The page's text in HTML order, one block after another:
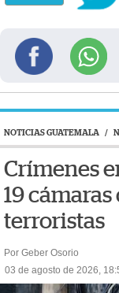
NOTICIAS GUATEMALA /
Crímenes
19
terroristas
Por Geber Osorio
03 de agosto de 2026,